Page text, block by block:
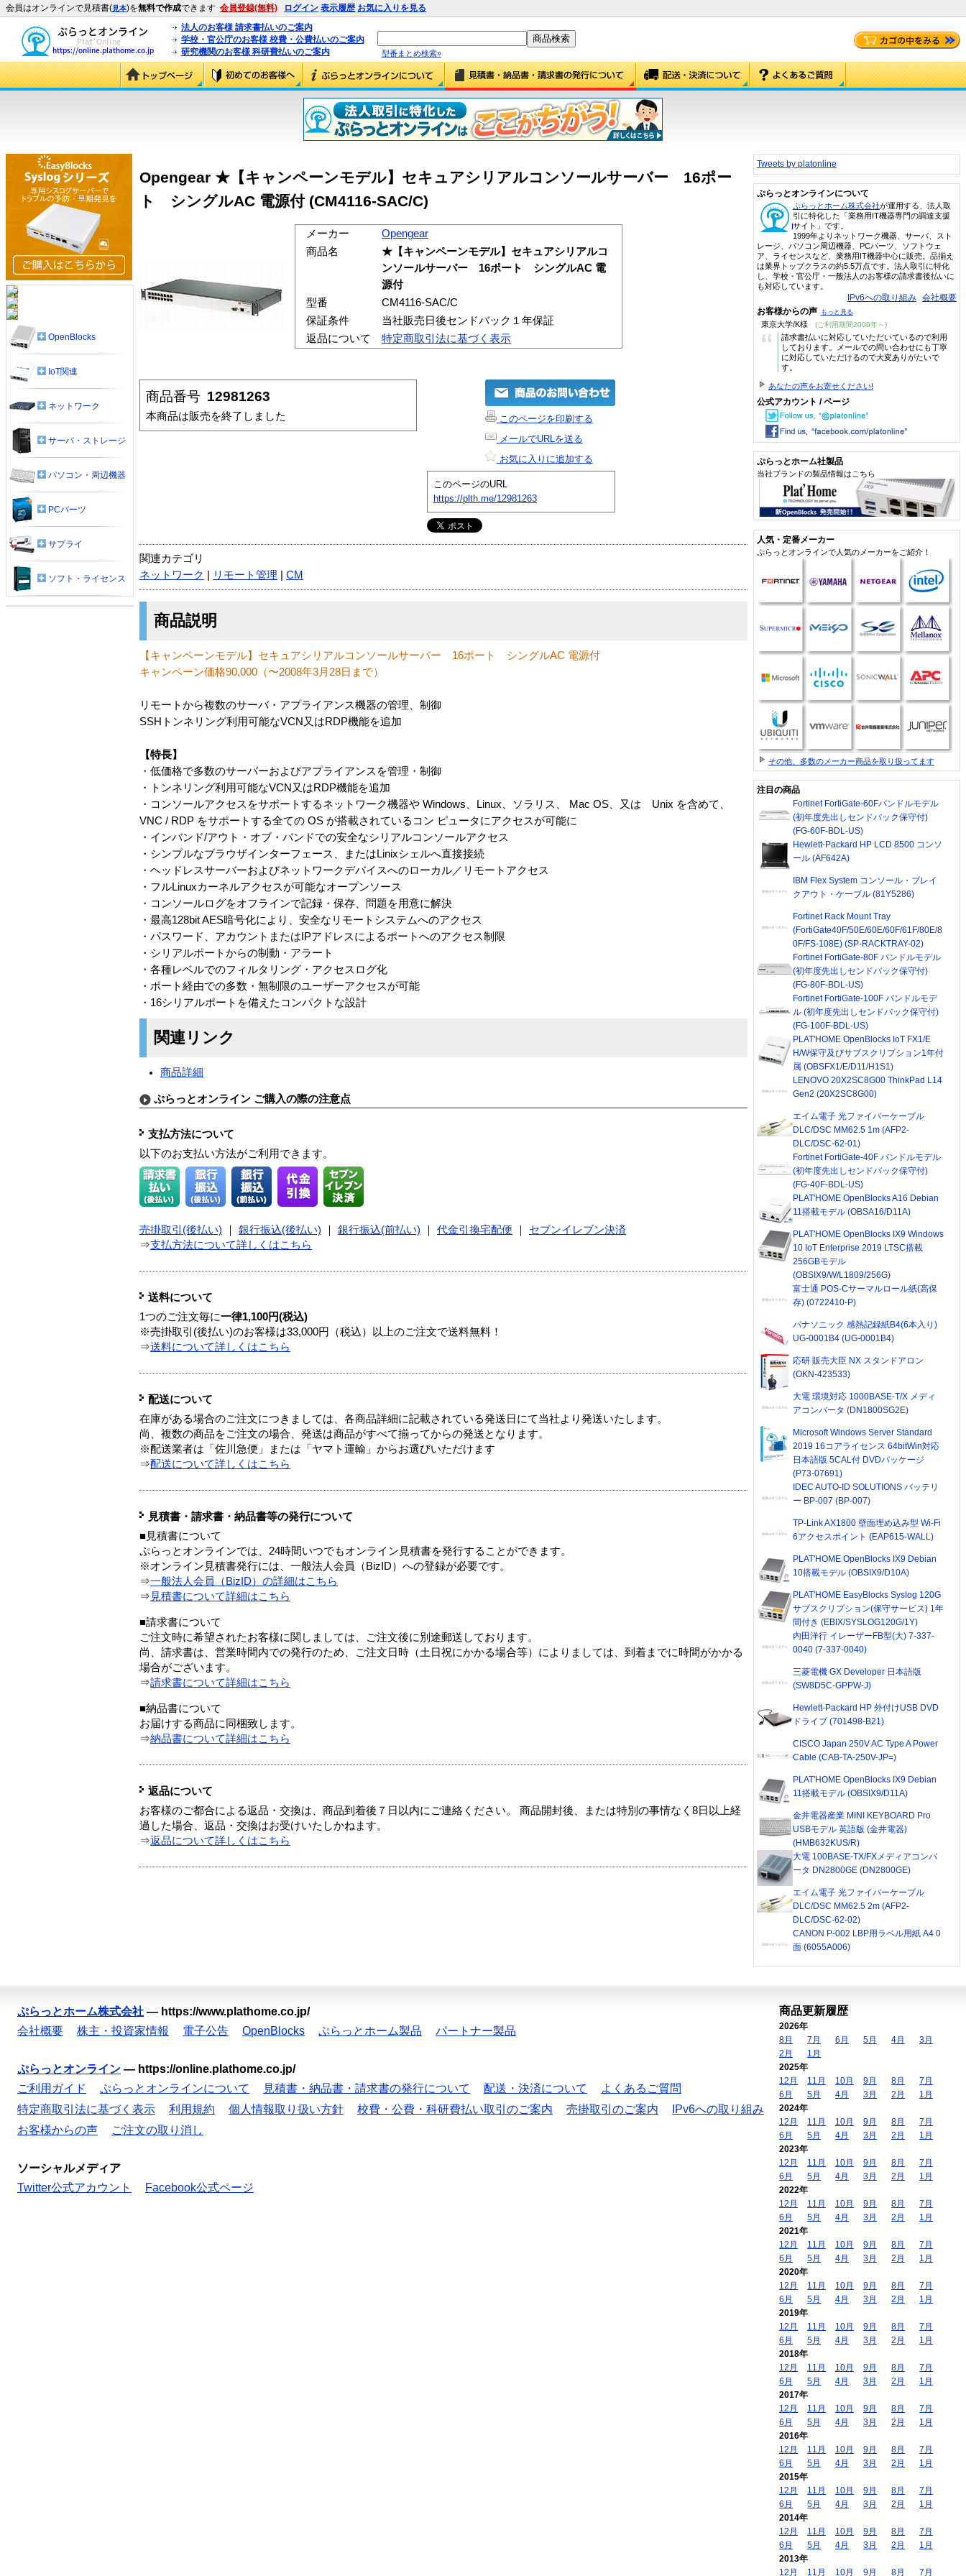
会員はオンラインで見積書(見本)を無料で作成できます 会員登録(無料) ログイン 表示履歴 お気に入りを見る
法人のお客様 請求書払いのご案内
学校・官公庁のお客様 校費・公費払いのご案内
研究機関のお客様 科研費払いのご案内
型番まとめ検索»
Opengear ★【キャンペーンモデル】セキュアシリアルコンソールサーバー 16ポー
ト シングルAC 電源付 (CM4116-SAC/C)
メーカー
Opengear
商品名
★【キャンペーンモデル】セキュアシリアルコ
ンソールサーバー 16ポート シングルAC 電
源付
型番
CM4116-SAC/C
保証条件
当社販売日後センドバック１年保証
返品について
特定商取引法に基づく表示
商品番号 12981263
本商品は販売を終了しました
このページを印刷する
メールでURLを送る
お気に入りに追加する
このページのURL
https://plth.me/12981263
関連カテゴリ
ネットワーク
リモート管理 CM
商品説明
【キャンペーンモデル】セキュアシリアルコンソールサーバー 16ポート シングルAC 電源付
キャンペーン価格90,000（〜2008年3月28日まで）
リモートから複数のサーバ・アプライアンス機器の管理、制御
SSHトンネリング利用可能なVCN又はRDP機能を追加
【特長】
・低価格で多数のサーバーおよびアプライアンスを管理・制御
・トンネリング利用可能なVCN又はRDP機能を追加
・コンソールアクセスをサポートするネットワーク機器や Windows、Linux、ソラリス、 Mac OS、又は Unix を含めて、
VNC / RDP をサポートする全ての OS が搭載されているコン ピュータにアクセスが可能に
・インバンド/アウト・オブ・バンドでの安全なシリアルコンソールアクセス
・シンプルなブラウザインターフェース、またはLinixシェルへ直接接続
・ヘッドレスサーバーおよびネットワークデバイスへのローカル／リモートアクセス
・フルLinuxカーネルアクセスが可能なオープンソース
・コンソールログをオフラインで記録・保存、問題を用意に解決
・最高128bit AES暗号化により、安全なリモートシステムへのアクセス
・パスワード、アカウントまたはIPアドレスによるポートへのアクセス制限
・シリアルポートからの制動・アラート
・各種レベルでのフィルタリング・アクセスログ化
・ポート経由での多数・無制限のユーザーアクセスが可能
・16シリアルポートを備えたコンパクトな設計
関連リンク
商品詳細
ぷらっとオンライン ご購入の際の注意点
支払方法について
以下のお支払い方法がご利用できます。
売掛取引(後払い) 銀行振込(後払い) 銀行振込(前払い) 代金引換宅配便
セブンイレブン決済
⇒支払方法について詳しくはこちら
送料について
1つのご注文毎に一律1,100円(税込)
※売掛取引(後払い)のお客様は33,000円（税込）以上のご注文で送料無料！
⇒送料について詳しくはこちら
配送について
在庫がある場合のご注文につきましては、各商品詳細に記載されている発送日にて当社より発送いたします。
尚、複数の商品をご注文の場合、発送は商品がすべて揃ってからの発送となります。
※配送業者は「佐川急便」または「ヤマト運輸」からお選びいただけます
⇒配送について詳しくはこちら
見積書・請求書・納品書等の発行について
■見積書について
ぷらっとオンラインでは、24時間いつでもオンライン見積書を発行することができます。
※オンライン見積書発行には、一般法人会員（BizID）への登録が必要です。
⇒一般法人会員（BizID）の詳細はこちら
⇒ 見積書について詳細はこちら
■請求書について
ご注文時に希望されたお客様に関しましては、ご注文後に別途郵送しております。
尚、請求書は、営業時間内での発行のため、ご注文日時（土日祝にかかる場合等）によりましては、到着までに時間がかかる
場合がございます。
⇒請求書について詳細はこちら
■納品書について
お届けする商品に同梱致します。
⇒納品書について詳細はこちら
返品について
お客様のご都合による返品・交換は、商品到着後７日以内にご連絡ください。 商品開封後、または特別の事情なく8日以上経
過した場合、返品・交換はお受けいたしかねます。
⇒返品について詳しくはこちら
OpenBlocks
IoT関連
ネットワーク
サーバ・ストレージ
パソコン・周辺機器
PCパーツ
サプライ
ソフト・ライセンス
Tweets by platonline
ぷらっとオンラインについて
ぷらっとホーム株式会社が運用する、法人取
引に特化した「業務用IT機器専門の調達支援
サイト」です。
1999年よりネットワーク機器、サーバ、スト
レージ、パソコン周辺機器、PCパーツ、ソフトウェ
ア、ライセンスなど、業務用IT機器中心に販売。品揃え
は業界トップクラスの約5.5万点です。法人取引に特化
し、学校・官公庁・一般法人のお客様の請求書後払いに
も対応しています。
IPv6への取り組み 会社概要
お客様からの声 もっと見る
東京大学/K様 (ご利用期間2009年～)
“
請求書払いに対応していただいているので利用
しております。メールでの問い合わせにも丁寧
に対応していただけるので大変ありがたいで
す。
あなたの声をお寄せください!
公式アカウント / ページ
ぷらっとホーム社製品
当社ブランドの製品情報はこちら
人気・定番メーカー
ぷらっとオンラインで人気のメーカーをご紹介！
その他、多数のメーカー商品を取り扱ってます
注目の商品
Fortinet FortiGate-60Fバンドルモデル
(初年度先出しセンドバック保守付)
(FG-60F-BDL-US)
Hewlett-Packard HP LCD 8500 コンソ
ール (AF642A)
IBM Flex System コンソール・ブレイ
クアウト・ケーブル (81Y5286)
Fortinet Rack Mount Tray
(FortiGate40F/50E/60E/60F/61F/80E/8
0F/FS-108E) (SP-RACKTRAY-02)
Fortinet FortiGate-80F バンドルモデル
(初年度先出しセンドバック保守付)
(FG-80F-BDL-US)
Fortinet FortiGate-100F バンドルモデ
ル (初年度先出しセンドバック保守付)
(FG-100F-BDL-US)
PLAT'HOME OpenBlocks IoT FX1/E
H/W保守及びサブスクリプション1年付
属 (OBSFX1/E/D11/H1S1)
LENOVO 20X2SC8G00 ThinkPad L14
Gen2 (20X2SC8G00)
エイム電子 光ファイバーケーブル
DLC/DSC MM62.5 1m (AFP2-
DLC/DSC-62-01)
Fortinet FortiGate-40F バンドルモデル
(初年度先出しセンドバック保守付)
(FG-40F-BDL-US)
PLAT'HOME OpenBlocks A16 Debian
11搭載モデル (OBSA16/D11A)
PLAT'HOME OpenBlocks IX9 Windows
10 IoT Enterprise 2019 LTSC搭載
256GBモデル
(OBSIX9/W/L1809/256G)
富士通 POS-Cサーマルロール紙(高保
存) (0722410-P)
パナソニック 感熱記録紙B4(6本入り)
UG-0001B4 (UG-0001B4)
応研 販売大臣 NX スタンドアロン
(OKN-423533)
大電 環境対応 1000BASE-T/X メディ
アコンバータ (DN1800SG2E)
Microsoft Windows Server Standard
2019 16コアライセンス 64bitWin対応
日本語版 5CAL付 DVDパッケージ
(P73-07691)
IDEC AUTO-ID SOLUTIONS バッテリ
ー BP-007 (BP-007)
TP-Link AX1800 壁面埋め込み型 Wi-Fi
6アクセスポイント (EAP615-WALL)
PLAT'HOME OpenBlocks IX9 Debian
10搭載モデル (OBSIX9/D10A)
PLAT'HOME EasyBlocks Syslog 120G
サブスクリプション(保守サービス) 1年
間付き (EBIX/SYSLOG120G/1Y)
内田洋行 イレーザーFB型(大) 7-337-
0040 (7-337-0040)
三菱電機 GX Developer 日本語版
(SW8D5C-GPPW-J)
Hewlett-Packard HP 外付けUSB DVD
ドライブ (701498-B21)
CISCO Japan 250V AC Type A Power
Cable (CAB-TA-250V-JP=)
PLAT'HOME OpenBlocks IX9 Debian
11搭載モデル (OBSIX9/D11A)
金井電器産業 MINI KEYBOARD Pro
USBモデル 英語版 (金井電器)
(HMB632KUS/R)
大電 100BASE-TX/FXメディアコンバ
ータ DN2800GE (DN2800GE)
エイム電子 光ファイバーケーブル
DLC/DSC MM62.5 2m (AFP2-
DLC/DSC-62-02)
CANON P-002 LBP用ラベル用紙 A4 0
面 (6055A006)
ぷらっとホーム株式会社 — https://www.plathome.co.jp/
会社概要
株主・投資家情報 電子公告 OpenBlocks ぷらっとホーム製品 パートナー製品
ぷらっとオンライン — https://online.plathome.co.jp/
ご利用ガイド
ぷらっとオンラインについて 見積書・納品書・請求書の発行について 配送・決済について
よくあるご質問
特定商取引法に基づく表示
利用規約 個人情報取り扱い方針 校費・公費・科研費払い取引のご案内 売掛取引のご案内
IPv6への取り組み
お客様からの声
ご注文の取り消し
ソーシャルメディア
Twitter公式アカウント
Facebook公式ページ
商品更新履歴
2026年
8月
7月 6月 5月 4月
3月
2月
1月
2025年
12月
11月 10月 9月 8月
7月
6月
5月 4月 3月 2月
1月
2024年
12月
11月 10月 9月 8月
7月
6月
5月 4月 3月 2月
1月
2023年
12月
11月 10月 9月 8月
7月
6月
5月 4月 3月 2月
1月
2022年
12月
11月 10月 9月 8月
7月
6月
5月 4月 3月 2月
1月
2021年
12月
11月 10月 9月 8月
7月
6月
5月 4月 3月 2月
1月
2020年
12月
11月 10月 9月 8月
7月
6月
5月 4月 3月 2月
1月
2019年
12月
11月 10月 9月 8月
7月
6月
5月 4月 3月 2月
1月
2018年
12月
11月 10月 9月 8月
7月
6月
5月 4月 3月 2月
1月
2017年
12月
11月 10月 9月 8月
7月
6月
5月 4月 3月 2月
1月
2016年
12月
11月 10月 9月 8月
7月
6月
5月 4月 3月 2月
1月
2015年
12月
11月 10月 9月 8月
7月
6月
5月 4月 3月 2月
1月
2014年
12月
11月 10月 9月 8月
7月
6月
5月 4月 3月 2月
1月
2013年
12月
11月 10月 9月 8月 7月